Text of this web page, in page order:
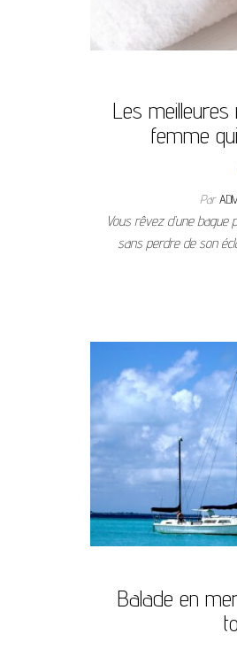
Les
femme
Par
Vous rêvez d’une
sans perdre de son
Balade en